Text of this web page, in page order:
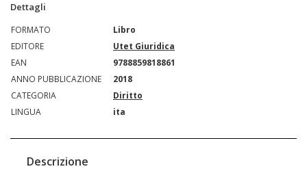
Dettagli
FORMATO
Libro
EDITORE
Utet Giuridica
EAN
9788859818861
ANNO PUBBLICAZIONE
2018
CATEGORIA
Diritto
LINGUA
ita
Descrizione